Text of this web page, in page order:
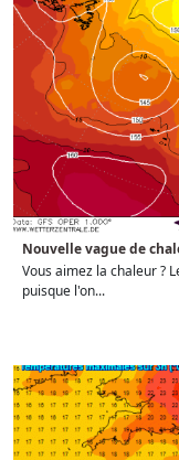
Nouvelle vague de
Vous aimez la chaleur ?
puisque l'on...